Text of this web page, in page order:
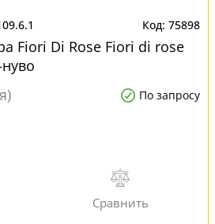
75898
Fiori Di Rose Fiori di rose
По запросу